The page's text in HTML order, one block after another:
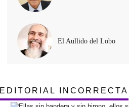
El Aullido del Lobo
EDITORIAL INCORRECTA